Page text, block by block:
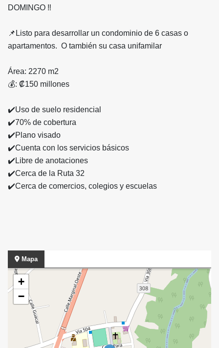
DOMINGO ‼️
📌Listo para desarrollar un condominio de 6 casas o
apartamentos. O también su casa unifamilar
Área: 2270 m2
💰: ₡150 millones
✔️Uso de suelo residencial
✔️70% de cobertura
✔️Plano visado
✔️Cuenta con los servicios básicos
✔️Libre de anotaciones
✔️Cerca de la Ruta 32
✔️Cerca de comercios, colegios y escuelas
Mapa
+
−